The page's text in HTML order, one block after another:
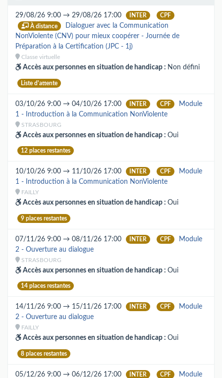
29/08/26 9:00 → 29/08/26 17:00 INTER
CPF
À distance
Dialoguer avec la Communication
NonViolente (CNV) pour mieux coopérer - Journée de
Préparation à la Certification (JPC - 1j)
Classe virtuelle
Accès aux personnes en situation de handicap : Non défini
Liste d'attente
03/10/26 9:00 → 04/10/26 17:00 INTER CPF
Module
1 - Introduction à la Communication NonViolente
STRASBOURG
Accès aux personnes en situation de handicap : Oui
12 places restantes
10/10/26 9:00 → 11/10/26 17:00 INTER CPF
Module
1 - Introduction à la Communication NonViolente
FAILLY
Accès aux personnes en situation de handicap : Oui
9 places restantes
07/11/26 9:00 → 08/11/26 17:00 INTER CPF
Module
2 - Ouverture au dialogue
STRASBOURG
Accès aux personnes en situation de handicap : Oui
14 places restantes
14/11/26 9:00 → 15/11/26 17:00 INTER CPF
Module
2 - Ouverture au dialogue
FAILLY
Accès aux personnes en situation de handicap : Oui
8 places restantes
05/12/26 9:00 → 06/12/26 17:00 INTER CPF
Module